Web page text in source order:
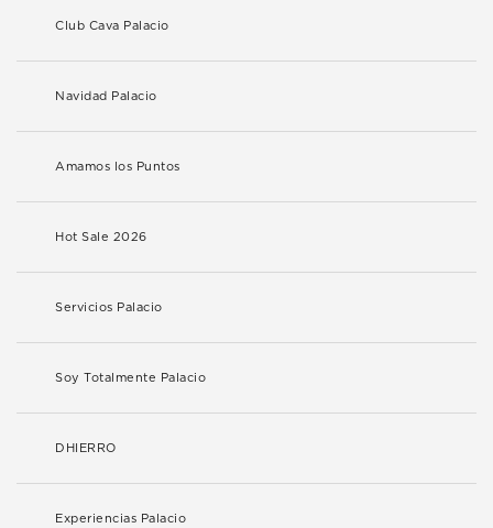
Club Cava Palacio
Navidad Palacio
Amamos los Puntos
Hot Sale 2026
Servicios Palacio
Soy Totalmente Palacio
DHIERRO
Experiencias Palacio